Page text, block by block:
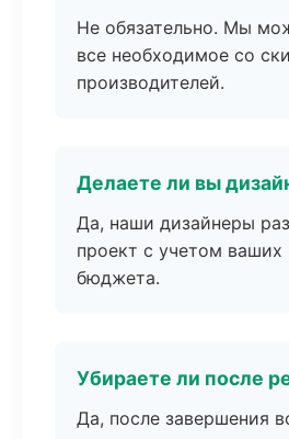
Не обязательно. Мы
все необходимое со
производителей.
Делаете ли вы
Да, наши дизайнеры
проект с учетом
бюджета.
Убираете ли после
Да, после завершения